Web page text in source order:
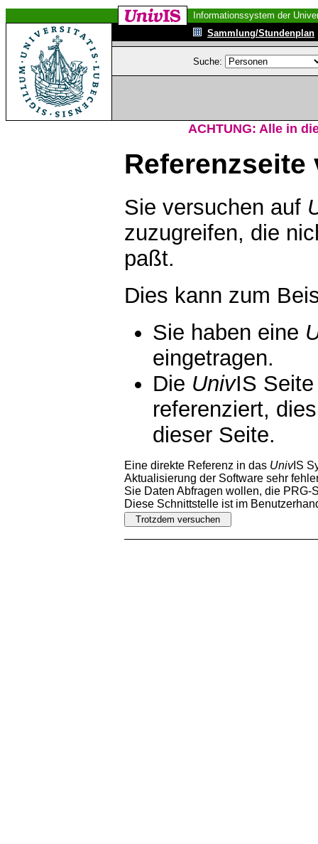
Informationssystem der
Sammlung/Stundenplan
Suche:
ACHTUNG: Alle in
Referenzseite
Sie versuchen auf
zuzugreifen, die
paßt.
Dies kann zum
Sie haben eine
eingetragen.
Die UnivIS
referenziert,
dieser Seite.
Eine direkte Referenz in das UnivIS
Aktualisierung der Software sehr
Sie Daten Abfragen wollen, die PRG-
Diese Schnittstelle ist im